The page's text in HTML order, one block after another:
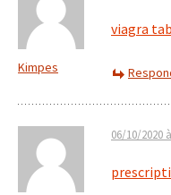
Kimpes
viagra
06/10/2020